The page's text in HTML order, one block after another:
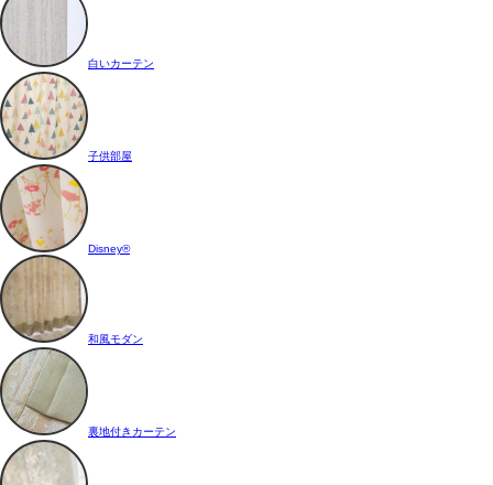
白いカーテン
子供部屋
Disney®
和風モダン
裏地付きカーテン